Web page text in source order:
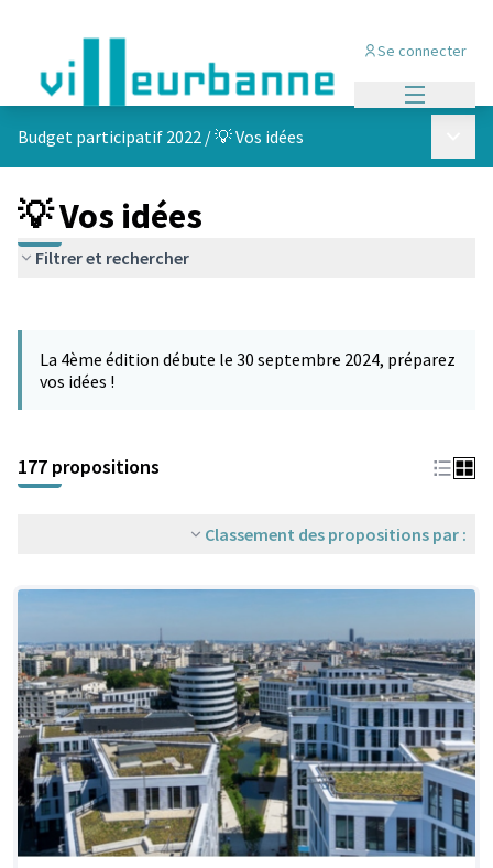
Se connecter
Budget participatif 2022 /💡 Vos idées
💡 Vos idées
Filtrer et rechercher
−
La 4ème édition débute le 30 septembre 2024, préparez
vos idées !
177 propositions
Classement des propositions par :